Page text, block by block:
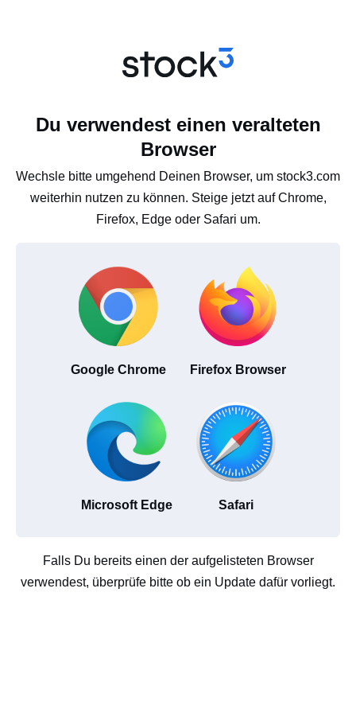
Du verwendest einen veralteten
Browser
Wechsle bitte umgehend Deinen Browser, um stock3.com
weiterhin nutzen zu können. Steige jetzt auf Chrome,
Firefox, Edge oder Safari um.
Google Chrome Firefox Browser
Microsoft Edge Safari
Falls Du bereits einen der aufgelisteten Browser
verwendest, überprüfe bitte ob ein Update dafür vorliegt.